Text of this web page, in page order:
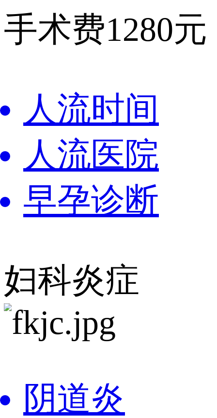
手术费1280元
人流时间
人流医院
早孕诊断
妇科炎症
阴道炎